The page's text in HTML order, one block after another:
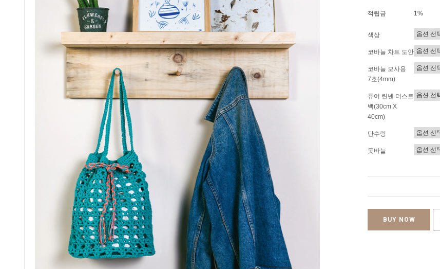
적립금 1%
색상
코바늘 차트 도안
코바늘 모사용
7호(4mm)
퓨어 린넨 더스트
백(30cm X
40cm)
단수링
돗바늘
BUY NOW